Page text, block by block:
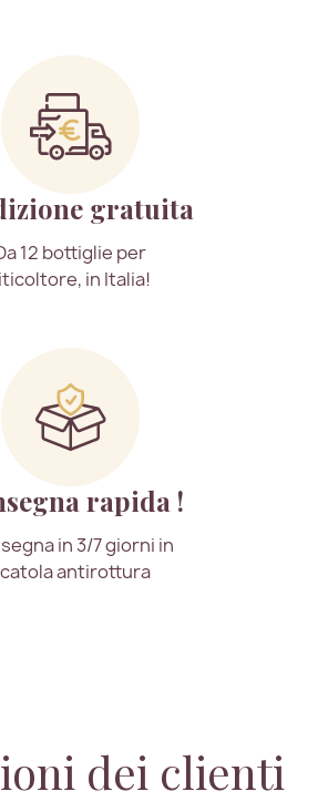
gratuita
12 bottiglie per
in Italia!
rapida !
in 3/7 giorni in
antirottura
dei clienti